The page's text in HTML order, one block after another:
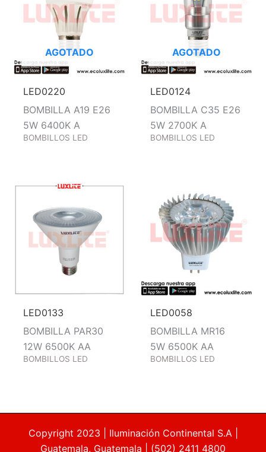
AGOTADO
LED0220
BOMBILLA A19 E26
5W 6400K A
BOMBILLOS LED
AGOTADO
LED0124
BOMBILLA C35 E26
5W 2700K A
BOMBILLOS LED
LED0133
BOMBILLA PAR30
12W 6500K AA
BOMBILLOS LED
LED0058
BOMBILLA MR16
5W 6500K AA
BOMBILLOS LED
Copyright 2023 | Iluminación Continental S.A |
Guatemala, Guatemala | (502) 2411 4800